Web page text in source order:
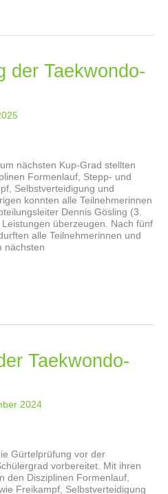
der Taekwondo-
nächsten Kup-Grad stellten
Formenlauf, Stepp- und
Selbstverteidigung und
konnten alle Teilnehmerinnen
Dennis Gösling (3.
überzeugen. Nach fünf
alle Teilnehmerinnen und
nächsten
Taekwondo-
2024
Gürtelprüfung vor der
vorbereitet. Mit ihren
den Disziplinen Formenlauf,
Freikampf, Selbstverteidigung